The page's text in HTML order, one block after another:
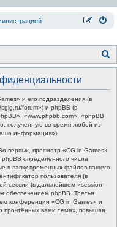
о
и его подразделения (в
forum») и phpBB (в
«www.phpbb.com», «phpBB
полученную во время любой из
информация»).
первых, просмотр «CG in Games»
определённого числа
в папку временных файлов вашего
пользователя (в
сессии (в дальнейшем «session-
обеспечением phpBB. Третья
конференции «CG in Games» и
прочтённых вами темах, повышая